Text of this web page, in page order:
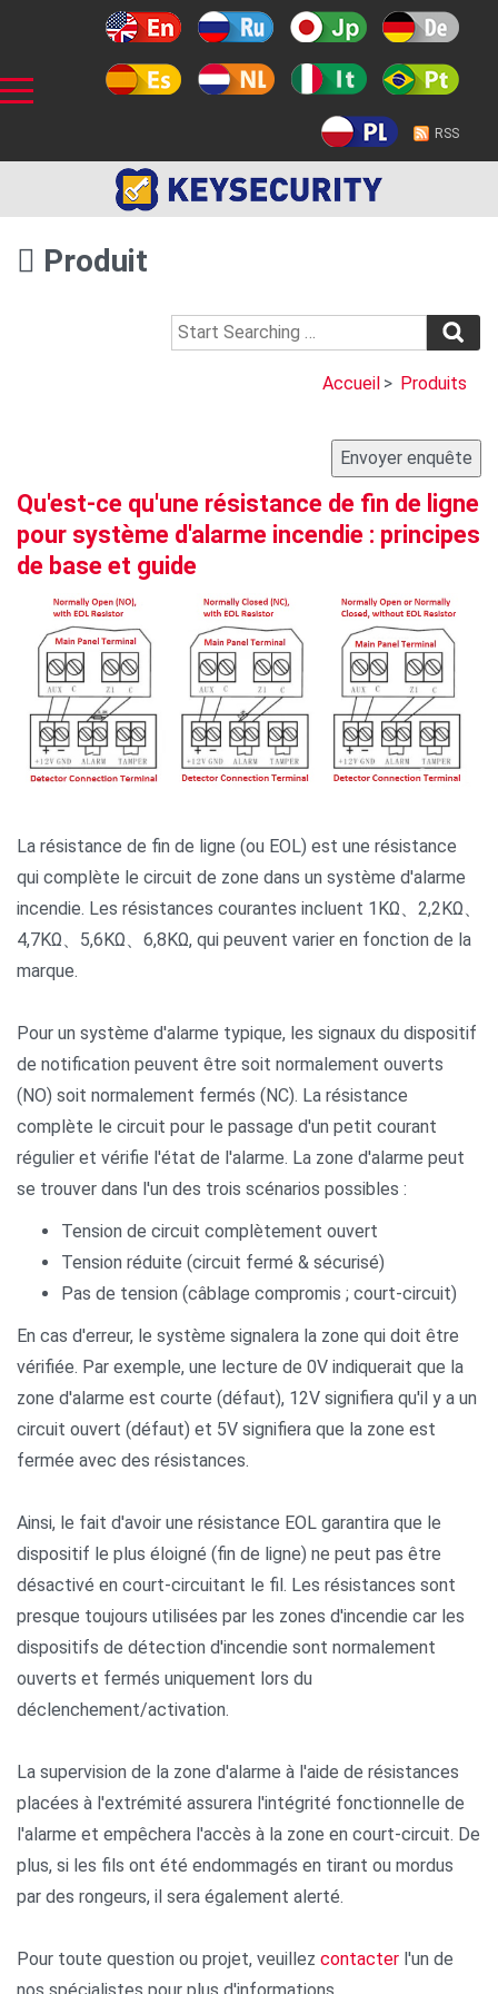
RSS
Produit
Accueil > Produits
Qu'est-ce qu'une résistance de fin de ligne
pour système d'alarme incendie : principes
de base et guide
La résistance de fin de ligne (ou EOL) est une résistance
qui complète le circuit de zone dans un système d'alarme
incendie. Les résistances courantes incluent 1KΩ、2,2KΩ、
4,7KΩ、5,6KΩ、6,8KΩ, qui peuvent varier en fonction de la
marque.
Pour un système d'alarme typique, les signaux du dispositif
de notification peuvent être soit normalement ouverts
(NO) soit normalement fermés (NC). La résistance
complète le circuit pour le passage d'un petit courant
régulier et vérifie l'état de l'alarme. La zone d'alarme peut
se trouver dans l'un des trois scénarios possibles :
Tension de circuit complètement ouvert
Tension réduite (circuit fermé & sécurisé)
Pas de tension (câblage compromis ; court-circuit)
En cas d'erreur, le système signalera la zone qui doit être
vérifiée. Par exemple, une lecture de 0V indiquerait que la
zone d'alarme est courte (défaut), 12V signifiera qu'il y a un
circuit ouvert (défaut) et 5V signifiera que la zone est
fermée avec des résistances.
Ainsi, le fait d'avoir une résistance EOL garantira que le
dispositif le plus éloigné (fin de ligne) ne peut pas être
désactivé en court-circuitant le fil. Les résistances sont
presque toujours utilisées par les zones d'incendie car les
dispositifs de détection d'incendie sont normalement
ouverts et fermés uniquement lors du
déclenchement/activation.
La supervision de la zone d'alarme à l'aide de résistances
placées à l'extrémité assurera l'intégrité fonctionnelle de
l'alarme et empêchera l'accès à la zone en court-circuit. De
plus, si les fils ont été endommagés en tirant ou mordus
par des rongeurs, il sera également alerté.
Pour toute question ou projet, veuillez contacter l'un de